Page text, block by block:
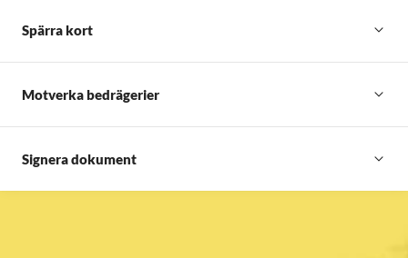
Spärra kort
Motverka bedrägerier
Signera dokument